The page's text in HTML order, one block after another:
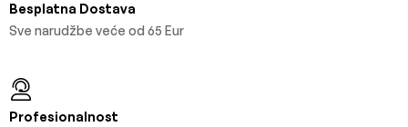
Besplatna Dostava
Sve narudžbe veće od 65 Eur
Profesionalnost